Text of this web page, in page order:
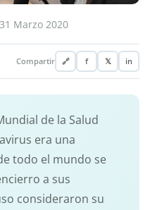
Marzo 2020
Compartir 🔗 f 𝕏 in
de la Salud
era una
todo el mundo se
a sus
consideraron su